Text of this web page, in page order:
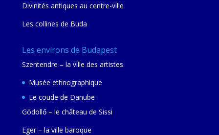
Divinités antiques au centre-ville
Les collines de Buda
Les environs de Budapest
Szentendre – la ville des artistes
Musée ethnographique
Le coude de Danube
Gödöllő – le château de Sissi
Eger – la ville baroque